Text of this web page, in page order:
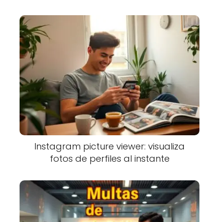
Instagram picture viewer: visualiza
fotos de perfiles al instante